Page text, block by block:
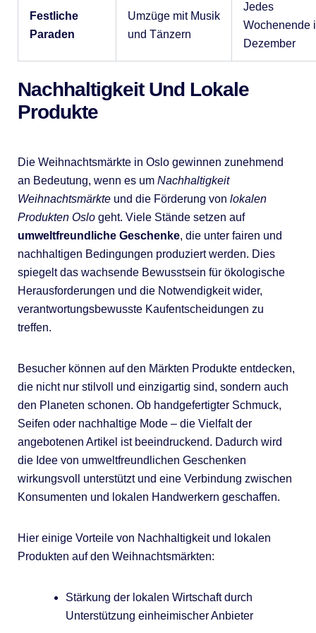
Festliche
Paraden
Umzüge mit Musik
und Tänzern
Jedes
Wochenende
Dezember
Nachhaltigkeit Und Lokale
Produkte
Die Weihnachtsmärkte in Oslo gewinnen zunehmend
an Bedeutung, wenn es um Nachhaltigkeit
Weihnachtsmärkteund die Förderung von lokalen
Produkten Oslogeht. Viele Stände setzen auf
umweltfreundliche Geschenke, die unter fairen und
nachhaltigen Bedingungen produziert werden. Dies
spiegelt das wachsende Bewusstsein für ökologische
Herausforderungen und die Notwendigkeit wider,
verantwortungsbewusste Kaufentscheidungen zu
treffen.
Besucher können auf den Märkten Produkte entdecken,
die nicht nur stilvoll und einzigartig sind, sondern auch
den Planeten schonen. Ob handgefertigter Schmuck,
Seifen oder nachhaltige Mode – die Vielfalt der
angebotenen Artikel ist beeindruckend. Dadurch wird
die Idee von umweltfreundlichen Geschenken
wirkungsvoll unterstützt und eine Verbindung zwischen
Konsumenten und lokalen Handwerkern geschaffen.
Hier einige Vorteile von Nachhaltigkeit und lokalen
Produkten auf den Weihnachtsmärkten:
Stärkung der lokalen Wirtschaft durch
Unterstützung einheimischer Anbieter